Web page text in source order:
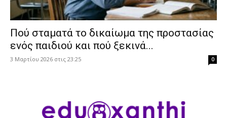
Πού σταματά το δικαίωμα της προστασίας
ενός παιδιού και πού ξεκινά...
3 Μαρτίου 2026 στις 23:25 0